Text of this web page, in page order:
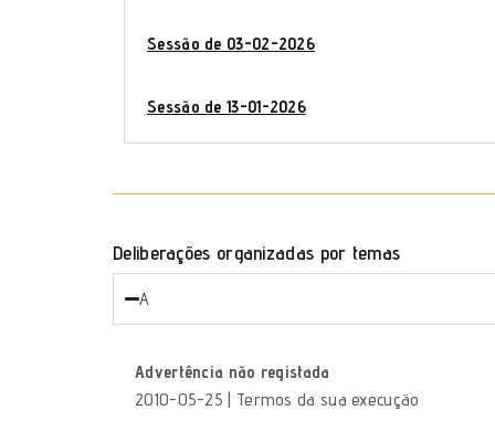
Sessão de 03-02-2026
Sessão de 13-01-2026
Deliberações organizadas por temas
A
Advertência não registada
2010-05-25 | Termos da sua execução